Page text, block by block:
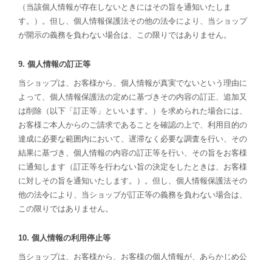
（当該個人情報が存在しないときにはその旨を通知いたしま
す。）。但し、個人情報保護法その他の法令により、当ショップ
が開示の義務を負わない場合は、この限りではありません。
9. 個人情報の訂正等
当ショップは、お客様から、個人情報が真実でないという理由に
よって、個人情報保護法の定めに基づきその内容の訂正、追加又
は削除（以下「訂正等」といいます。）を求められた場合には、
お客様ご本人からのご請求であることを確認の上で、利用目的の
達成に必要な範囲内において、遅滞なく必要な調査を行い、その
結果に基づき、個人情報の内容の訂正等を行い、その旨をお客様
に通知します（訂正等を行わない旨の決定をしたときは、お客様
に対しその旨を通知いたします。）。但し、個人情報保護法その
他の法令により、当ショップが訂正等の義務を負わない場合は、
この限りではありません。
10. 個人情報の利用停止等
当ショップは、お客様から、お客様の個人情報が、あらかじめ公